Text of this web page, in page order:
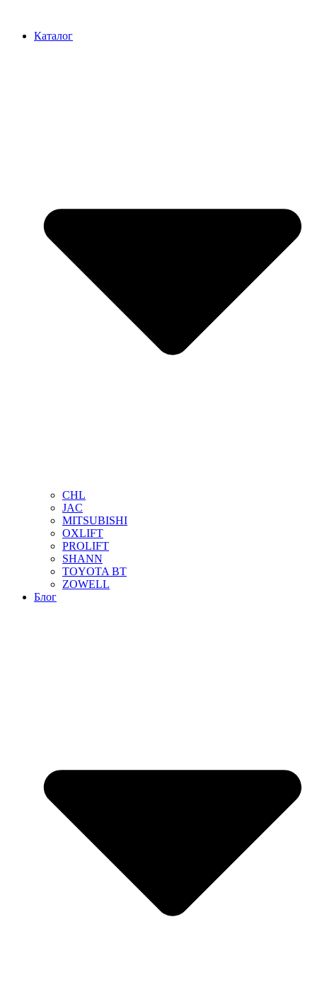
содержимому
Каталог
CHL
JAC
MITSUBISHI
OXLIFT
PROLIFT
SHANN
TOYOTA BT
ZOWELL
Блог